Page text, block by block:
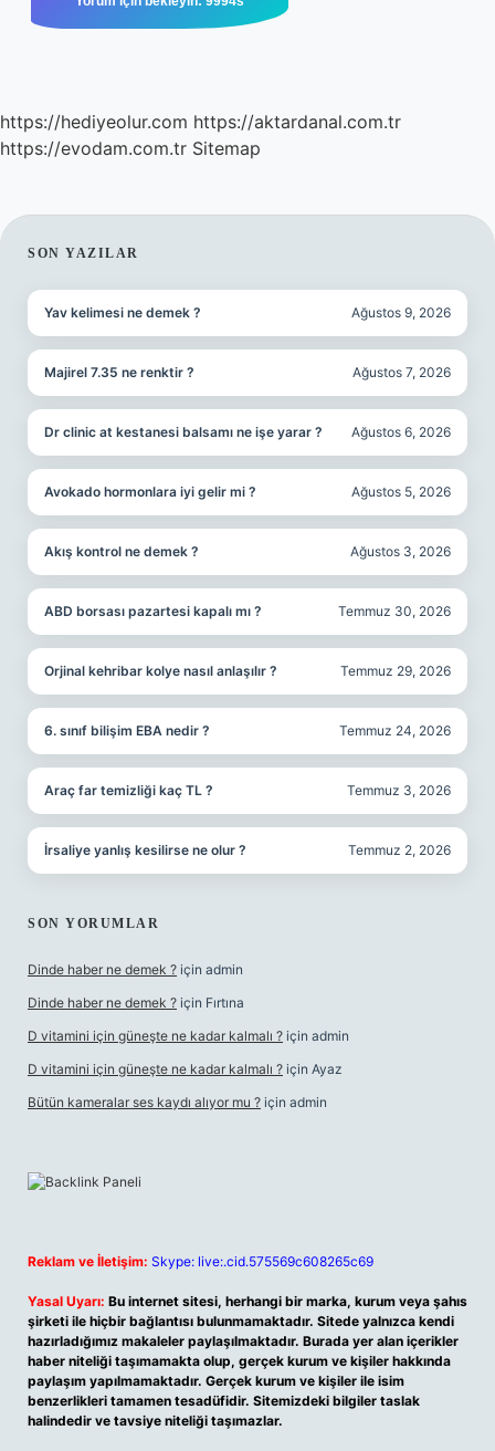
https://hediyeolur.com https://aktardanal.com.tr
https://evodam.com.tr Sitemap
SIDEBAR
SON YAZILAR
Yav kelimesi ne demek ? Ağustos 9, 2026
Majirel 7.35 ne renktir ? Ağustos 7, 2026
Dr clinic at kestanesi balsamı ne işe yarar ? Ağustos 6, 2026
Avokado hormonlara iyi gelir mi ? Ağustos 5, 2026
Akış kontrol ne demek ? Ağustos 3, 2026
ABD borsası pazartesi kapalı mı ? Temmuz 30, 2026
Orjinal kehribar kolye nasıl anlaşılır ? Temmuz 29, 2026
6. sınıf bilişim EBA nedir ? Temmuz 24, 2026
Araç far temizliği kaç TL ? Temmuz 3, 2026
İrsaliye yanlış kesilirse ne olur ? Temmuz 2, 2026
SON YORUMLAR
Dinde haber ne demek ? için admin
Dinde haber ne demek ? için Fırtına
D vitamini için güneşte ne kadar kalmalı ? için admin
D vitamini için güneşte ne kadar kalmalı ? için Ayaz
Bütün kameralar ses kaydı alıyor mu ? için admin
Reklam ve İletişim: Skype: live:.cid.575569c608265c69
Yasal Uyarı: Bu internet sitesi, herhangi bir marka, kurum veya şahıs
şirketi ile hiçbir bağlantısı bulunmamaktadır. Sitede yalnızca kendi
hazırladığımız makaleler paylaşılmaktadır. Burada yer alan içerikler
haber niteliği taşımamakta olup, gerçek kurum ve kişiler hakkında
paylaşım yapılmamaktadır. Gerçek kurum ve kişiler ile isim
benzerlikleri tamamen tesadüfidir. Sitemizdeki bilgiler taslak
halindedir ve tavsiye niteliği taşımazlar.